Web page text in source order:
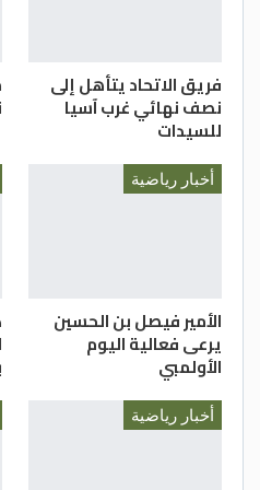
فريق الأشبال / أسود
البطل : محمود فارس
البطل : سعيد خالد حرز
البطل : عبدالله محمد
البطل : محمد شادي حريز
فريق الأشبال / ملوّن
البطل : قصي محمد
فريق الاتحاد يتأهل إلى
نصف نهائي غرب آسيا
للسيدات
أخبار رياضية
الأمير فيصل بن الحسين
يرعى فعالية اليوم
الأولمبي
أخبار رياضية